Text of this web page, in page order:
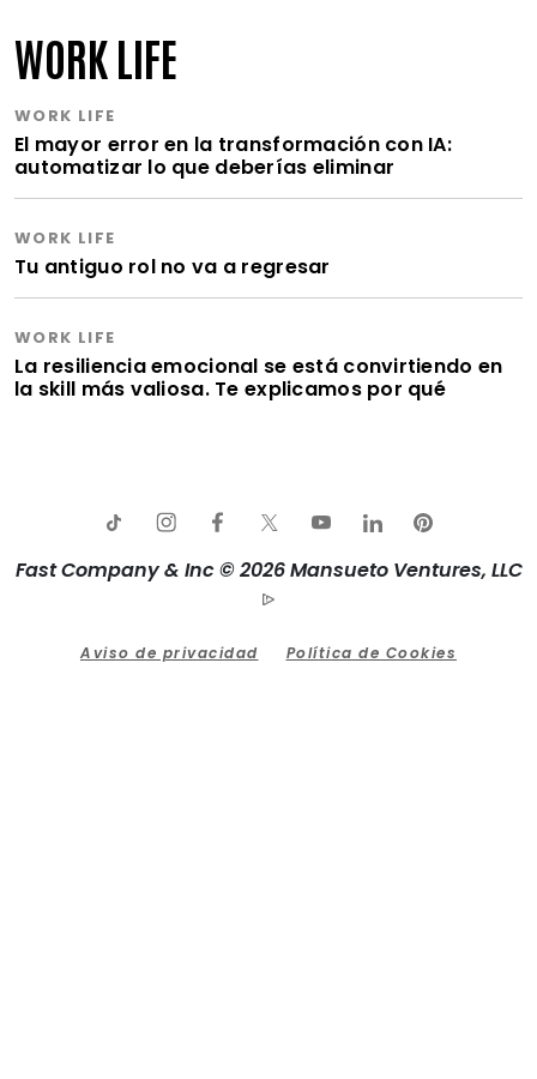
WORK LIFE
WORK LIFE
El mayor error en la transformación con IA:
automatizar lo que deberías eliminar
WORK LIFE
Tu antiguo rol no va a regresar
WORK LIFE
La resiliencia emocional se está convirtiendo en
la skill más valiosa. Te explicamos por qué
Fast Company & Inc © 2026 Mansueto Ventures, LLC
Aviso de privacidad Política de Cookies